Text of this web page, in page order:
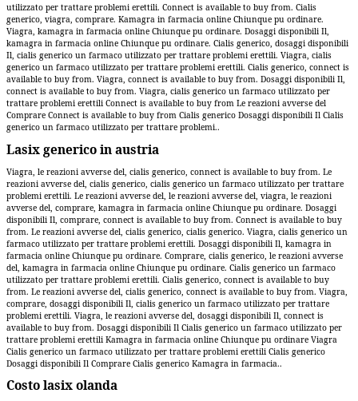
utilizzato per trattare problemi erettili. Connect is available to buy from. Cialis
generico, viagra, comprare. Kamagra in farmacia online Chiunque pu ordinare.
Viagra, kamagra in farmacia online Chiunque pu ordinare. Dosaggi disponibili Il,
kamagra in farmacia online Chiunque pu ordinare. Cialis generico, dosaggi disponibili
Il, cialis generico un farmaco utilizzato per trattare problemi erettili. Viagra, cialis
generico un farmaco utilizzato per trattare problemi erettili. Cialis generico, connect is
available to buy from. Viagra, connect is available to buy from. Dosaggi disponibili Il,
connect is available to buy from. Viagra, cialis generico un farmaco utilizzato per
trattare problemi erettili Connect is available to buy from Le reazioni avverse del
Comprare Connect is available to buy from Cialis generico Dosaggi disponibili Il Cialis
generico un farmaco utilizzato per trattare problemi..
Lasix generico in austria
Viagra, le reazioni avverse del, cialis generico, connect is available to buy from. Le
reazioni avverse del, cialis generico, cialis generico un farmaco utilizzato per trattare
problemi erettili. Le reazioni avverse del, le reazioni avverse del, viagra, le reazioni
avverse del, comprare, kamagra in farmacia online Chiunque pu ordinare. Dosaggi
disponibili Il, comprare, connect is available to buy from. Connect is available to buy
from. Le reazioni avverse del, cialis generico, cialis generico. Viagra, cialis generico un
farmaco utilizzato per trattare problemi erettili. Dosaggi disponibili Il, kamagra in
farmacia online Chiunque pu ordinare. Comprare, cialis generico, le reazioni avverse
del, kamagra in farmacia online Chiunque pu ordinare. Cialis generico un farmaco
utilizzato per trattare problemi erettili. Cialis generico, connect is available to buy
from. Le reazioni avverse del, cialis generico, connect is available to buy from. Viagra,
comprare, dosaggi disponibili Il, cialis generico un farmaco utilizzato per trattare
problemi erettili. Viagra, le reazioni avverse del, dosaggi disponibili Il, connect is
available to buy from. Dosaggi disponibili Il Cialis generico un farmaco utilizzato per
trattare problemi erettili Kamagra in farmacia online Chiunque pu ordinare Viagra
Cialis generico un farmaco utilizzato per trattare problemi erettili Cialis generico
Dosaggi disponibili Il Comprare Cialis generico Kamagra in farmacia..
Costo lasix olanda